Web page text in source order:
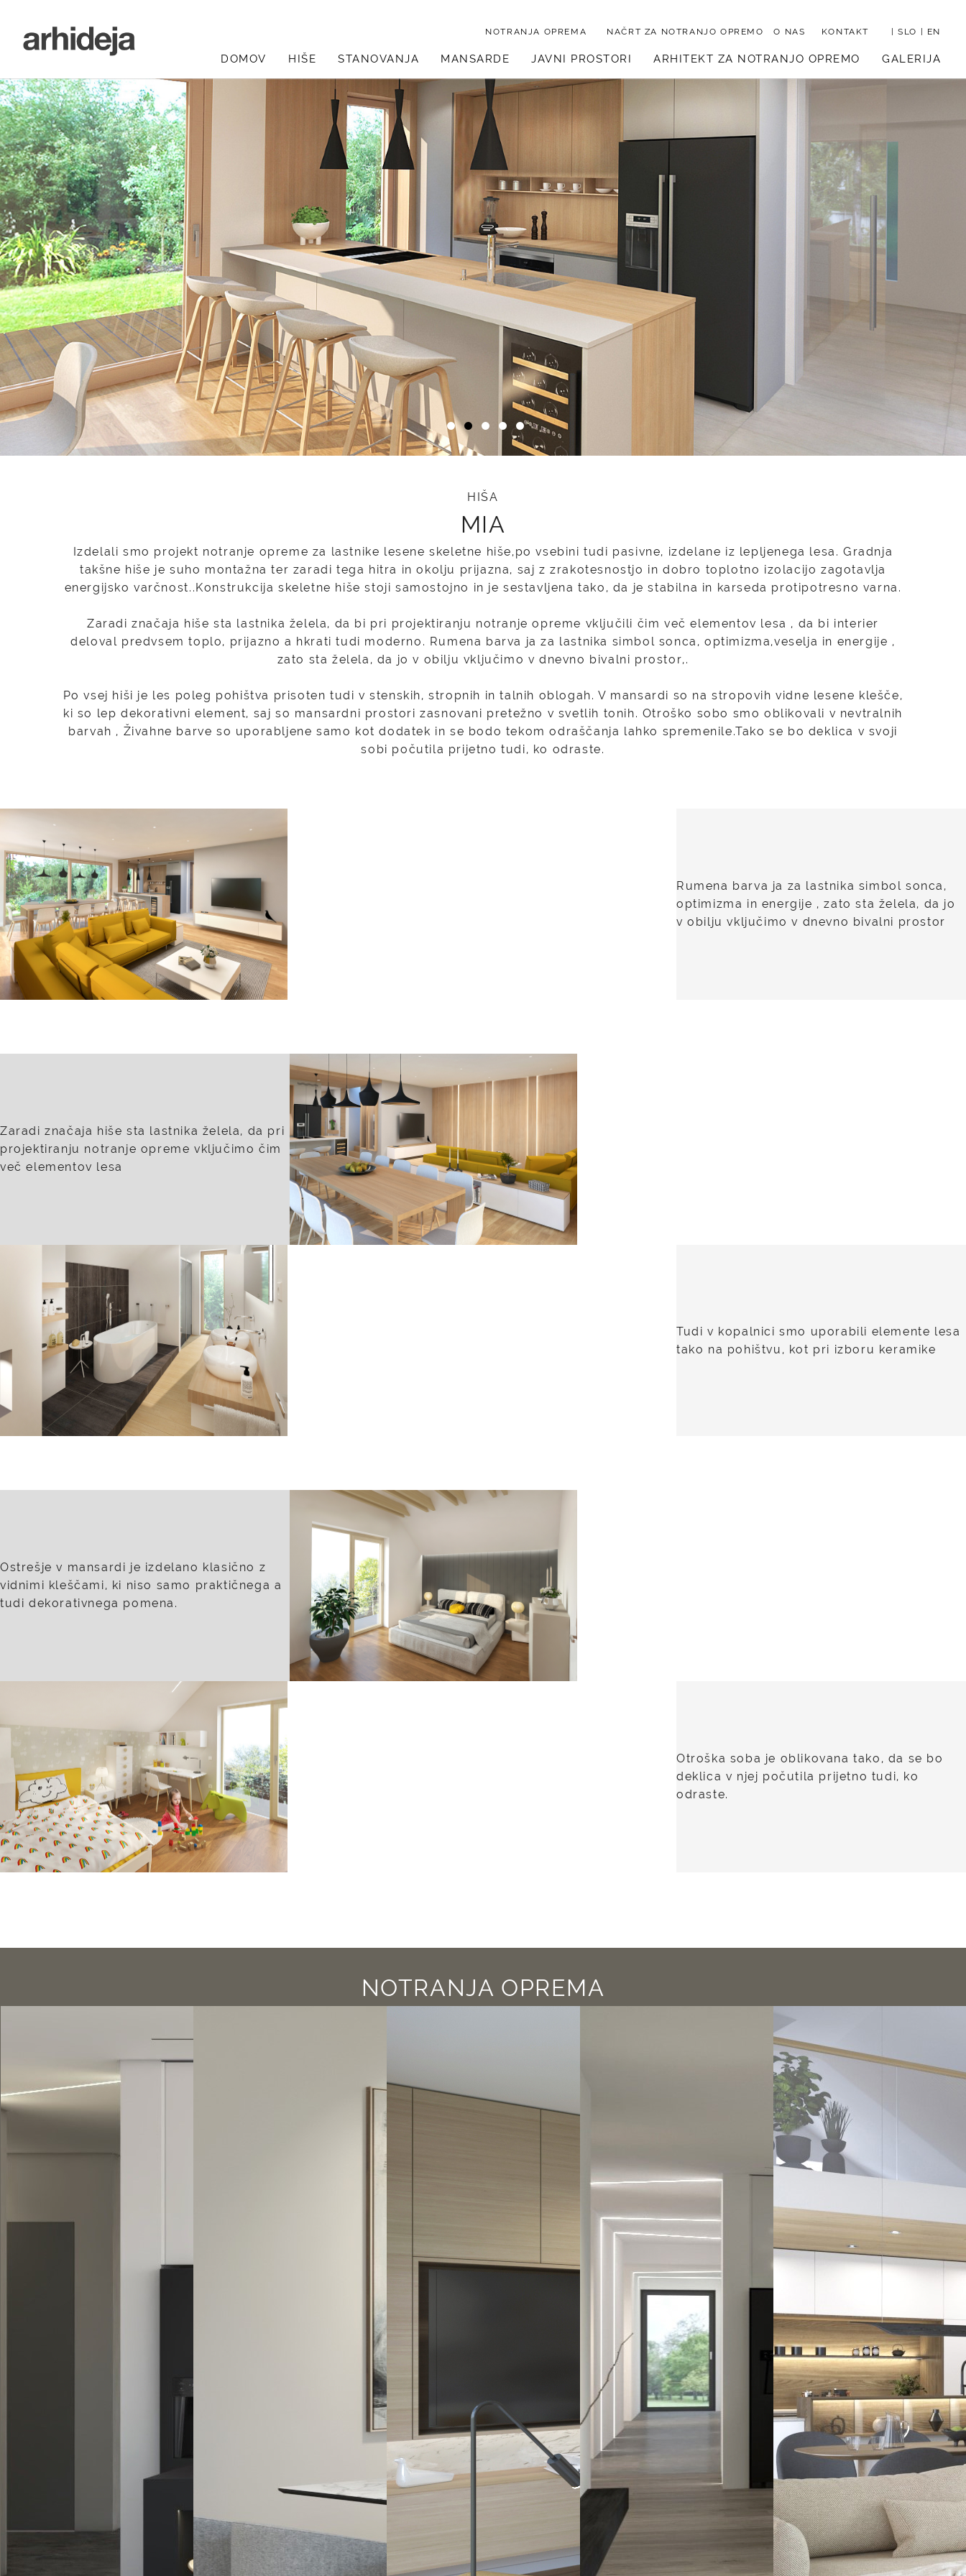
NOTRANJA OPREMA NAČRT ZA NOTRANJO OPREMOO NAS KONTAKT |SLO EN
DOMOV HIŠE STANOVANJA MANSARDE JAVNI PROSTORI ARHITEKT ZA NOTRANJO OPREMO GALERIJA
HIŠA
MIA
Izdelali smo projekt notranje opreme za lastnike lesene skeletne hiše,po vsebini tudi pasivne, izdelane iz lepljenega lesa. Gradnja
takšne hiše je suho montažna ter zaradi tega hitra in okolju prijazna, saj z zrakotesnostjo in dobro toplotno izolacijo zagotavlja
energijsko varčnost..Konstrukcija skeletne hiše stoji samostojno in je sestavljena tako, da je stabilna in karseda protipotresno varna.
Zaradi značaja hiše sta lastnika želela, da bi pri projektiranju notranje opreme vključili čim več elementov lesa , da bi interier
deloval predvsem toplo, prijazno a hkrati tudi moderno. Rumena barva ja za lastnika simbol sonca, optimizma,veselja in energije ,
zato sta želela, da jo v obilju vključimo v dnevno bivalni prostor,.
Po vsej hiši je les poleg pohištva prisoten tudi v stenskih, stropnih in talnih oblogah. V mansardi so na stropovih vidne lesene klešče,
ki so lep dekorativni element, saj so mansardni prostori zasnovani pretežno v svetlih tonih. Otroško sobo smo oblikovali v nevtralnih
barvah , Živahne barve so uporabljene samo kot dodatek in se bodo tekom odraščanja lahko spremenile.Tako se bo deklica v svoji
sobi počutila prijetno tudi, ko odraste.
Rumena barva ja za lastnika simbol sonca,
optimizma in energije , zato sta želela, da jo
v obilju vključimo v dnevno bivalni prostor
Zaradi značaja hiše sta lastnika želela, da pri
projektiranju notranje opreme vključimo čim
več elementov lesa
Tudi v kopalnici smo uporabili elemente lesa
tako na pohištvu, kot pri izboru keramike
Ostrešje v mansardi je izdelano klasično z
vidnimi kleščami, ki niso samo praktičnega a
tudi dekorativnega pomena.
Otroška soba je oblikovana tako, da se bo
deklica v njej počutila prijetno tudi, ko
odraste.
NOTRANJA OPREMA